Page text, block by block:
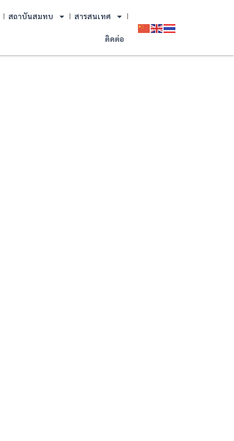
สถาบันสมทบ สารสนเทศ
ติดต่อ